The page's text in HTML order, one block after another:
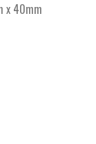
x 40mm